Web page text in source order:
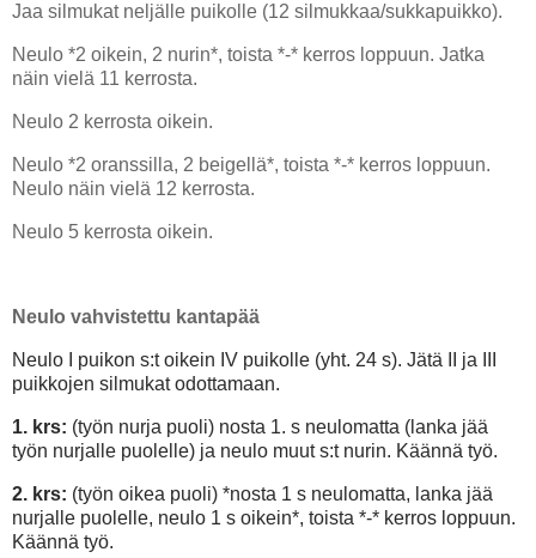
Jaa silmukat neljälle puikolle (12 silmukkaa/sukkapuikko).
Neulo *2 oikein, 2 nurin*, toista *-* kerros loppuun. Jatka
näin vielä 11 kerrosta.
Neulo 2 kerrosta oikein.
Neulo *2 oranssilla, 2 beigellä*, toista *-* kerros loppuun.
Neulo näin vielä 12 kerrosta.
Neulo 5 kerrosta oikein.
Neulo vahvistettu kantapää
Neulo I puikon s:t oikein IV puikolle (yht. 24 s). Jätä II ja III
puikkojen silmukat odottamaan.
1. krs: (työn nurja puoli) nosta 1. s neulomatta (lanka jää
työn nurjalle puolelle) ja neulo muut s:t nurin. Käännä työ.
2. krs: (työn oikea puoli) *nosta 1 s neulomatta, lanka jää
nurjalle puolelle, neulo 1 s oikein*, toista *-* kerros loppuun.
Käännä työ.